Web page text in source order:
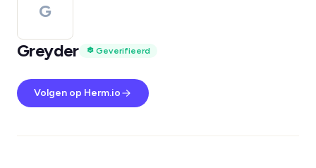
G
Greyder
Geverifieerd
Volgen op Herm.io